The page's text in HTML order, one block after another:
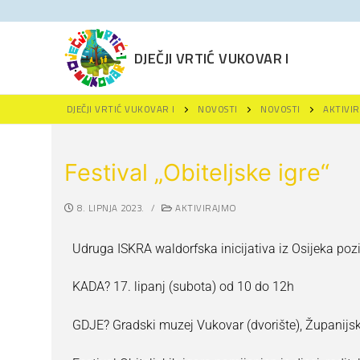
DJEČJI VRTIĆ VUKOVAR I
Za roditelje
Upisi u DV
Projekti
Održivi razvoj
DJEČJI VRTIĆ VUKOVAR I NOVOSTI NOVOSTI
Festival „Obiteljske igre“
8. LIPNJA 2023. / AKTIVIRAJMO
Udruga ISKRA waldorfska inicijativa iz Osijeka
KADA? 17. lipanj (subota) od 10 do 12h
GDJE? Gradski muzej Vukovar (dvorište),